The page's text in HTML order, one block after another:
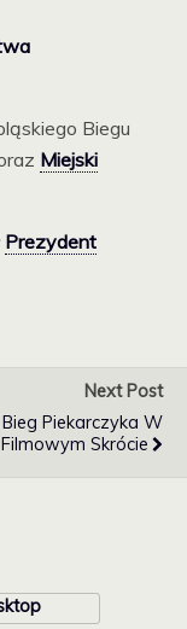
Biegu
Miejski
Prezydent
Next Post
Bieg Piekarczyka W
Filmowym Skrócie